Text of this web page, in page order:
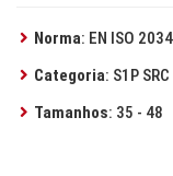
Norma: EN ISO
Categoria: S1P SRC
Tamanhos: 35 - 48